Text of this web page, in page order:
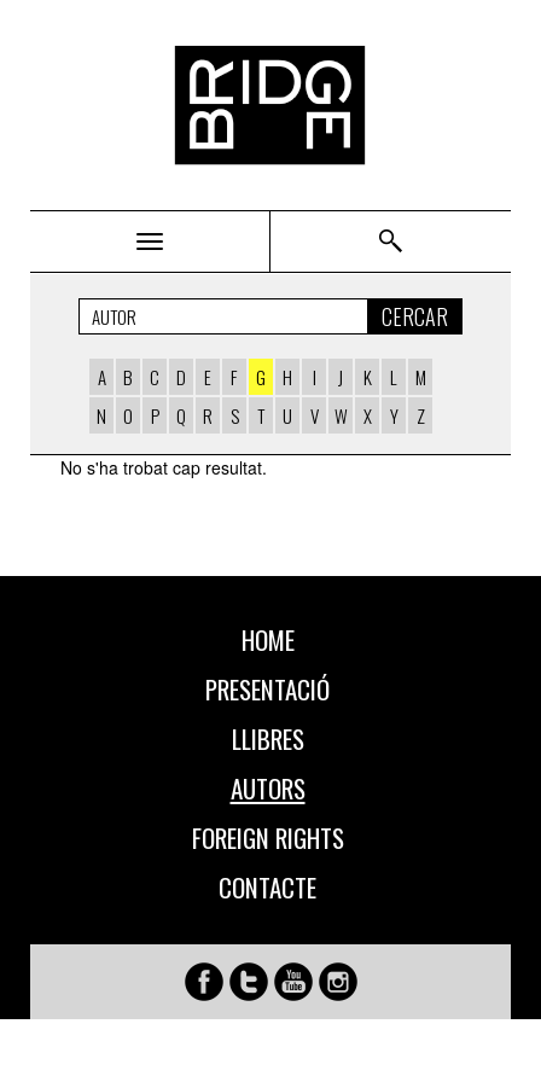
CERCAR
A B C D E F G H I J K L
M
N
O P Q R S T U V W X Y Z
AUTORS
No s'ha trobat cap resultat.
HOME
PRESENTACIÓ
LLIBRES
AUTORS
FOREIGN RIGHTS
CONTACTE